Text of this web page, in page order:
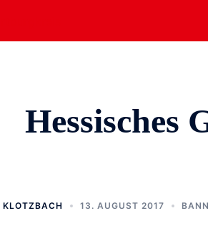
Hessisches
13. AUGUST 2017